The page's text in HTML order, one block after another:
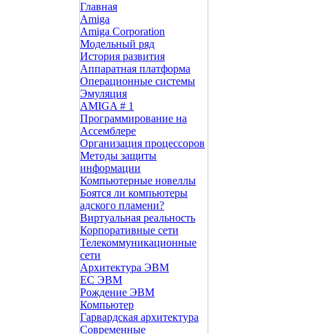
Главная
Amiga
Amiga Corporation
Модельный ряд
История развития
Аппаратная платформа
Операционные системы
Эмуляция
AMIGA # 1
Программирование на
Ассемблере
Организация процессоров
Методы защиты
информации
Компьютерные новеллы
Боятся ли компьютеры
адского пламени?
Виртуальная реальность
Корпоративные сети
Телекоммуникационные
сети
Архитектура ЭВМ
ЕС ЭВМ
Рождение ЭВМ
Компьютер
Гарвардская архитектура
Современные